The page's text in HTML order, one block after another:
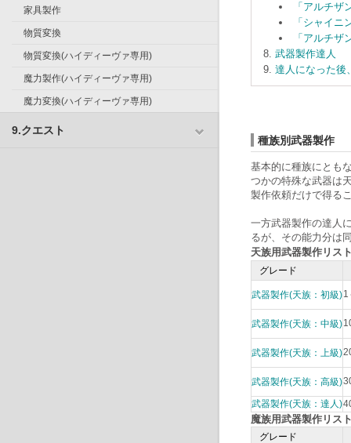
家具製作
物質変換
物質変換(ハイディーヴァ専用)
魔力製作(ハイディーヴァ専用)
魔力変換(ハイディーヴァ専用)
9.クエスト
「アルチザ
「シャイニ
「アルチ
武器製作達人
達人になった後
種族別武器製作
基本的に種族にとも
つかの特殊な武器は
製作依頼だけで得る
一方武器製作の達人
るが、その能力分は
天族用武器製作リス
グレード
武器製作(天族：初級)1
武器製作(天族：中級)
武器製作(天族：上級)
武器製作(天族：高級)
武器製作(天族：達人)
魔族用武器製作リス
グレード